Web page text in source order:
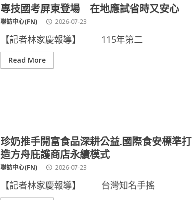
專技國考屏東登場 在地應試省時又安心
聯訪中心(FN) 2026-07-23
【記者林家慶報導】 115年第二
Read More
珍奶推手開富食品深耕公益.國際食安標準打
造方舟庇護商店永續模式
聯訪中心(FN) 2026-07-23
【記者林家慶報導】 台灣知名手搖